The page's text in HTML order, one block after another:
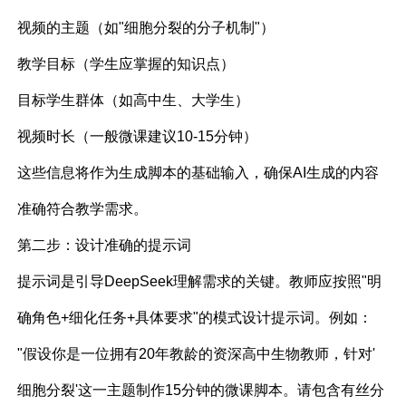
视频的主题（如"细胞分裂的分子机制"）
教学目标（学生应掌握的知识点）
目标学生群体（如高中生、大学生）
视频时长（一般微课建议10-15分钟）
这些信息将作为生成脚本的基础输入，确保AI生成的内容
准确符合教学需求。
第二步：设计准确的提示词
提示词是引导DeepSeek理解需求的关键。教师应按照"明
确角色+细化任务+具体要求"的模式设计提示词。例如：
"假设你是一位拥有20年教龄的资深高中生物教师，针对'
细胞分裂'这一主题制作15分钟的微课脚本。请包含有丝分